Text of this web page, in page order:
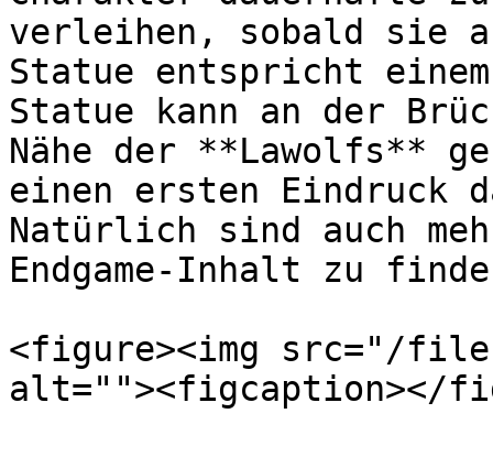
verleihen, sobald sie
Statue entspricht
Statue kann an der
Nähe der **Lawolfs**
einen ersten Eindruck
Natürlich sind auch
Endgame-Inhalt zu
<figure><img src="/